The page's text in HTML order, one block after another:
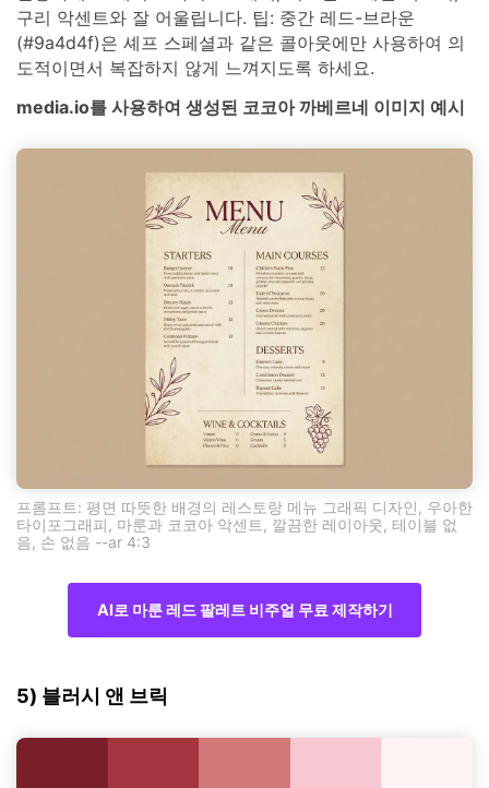
구리 악센트와 잘 어울립니다. 팁: 중간 레드-브라운
(#9a4d4f)은 셰프 스페셜과 같은 콜아웃에만 사용하여 의
도적이면서 복잡하지 않게 느껴지도록 하세요.
media.io를 사용하여 생성된 코코아 까베르네 이미지 예시
프롬프트: 평면 따뜻한 배경의 레스토랑 메뉴 그래픽 디자인, 우아한
타이포그래피, 마룬과 코코아 악센트, 깔끔한 레이아웃, 테이블 없
음, 손 없음 --ar 4:3
AI로 마룬 레드 팔레트 비주얼 무료 제작하기
5) 블러시 앤 브릭